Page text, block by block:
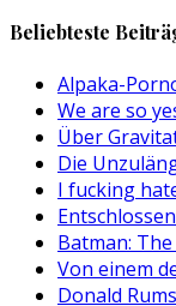
Beliebteste
Alpaka-
We are so
Über
Die
I fucking
Batman:
Von einem
Donald